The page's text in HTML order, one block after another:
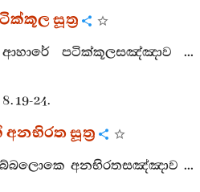
සූත්‍ර
ආහාරේ පටික්කූලසඤ්ඤාව ...
8. 19-24.
සූත්‍ර
අනභිරතසඤ්ඤාව ...